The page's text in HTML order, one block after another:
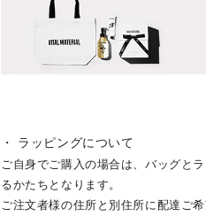
・ ラッピングについて
ご自身でご購入の場合は、バッグと
るかたちとなります。
ご注文者様の住所と別住所に配達ご